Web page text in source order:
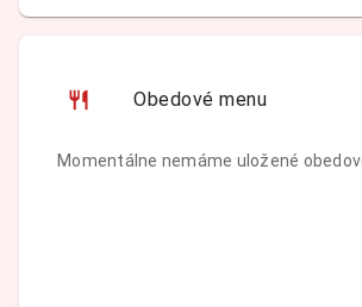
Obedové menu
Momentálne nemáme uložené